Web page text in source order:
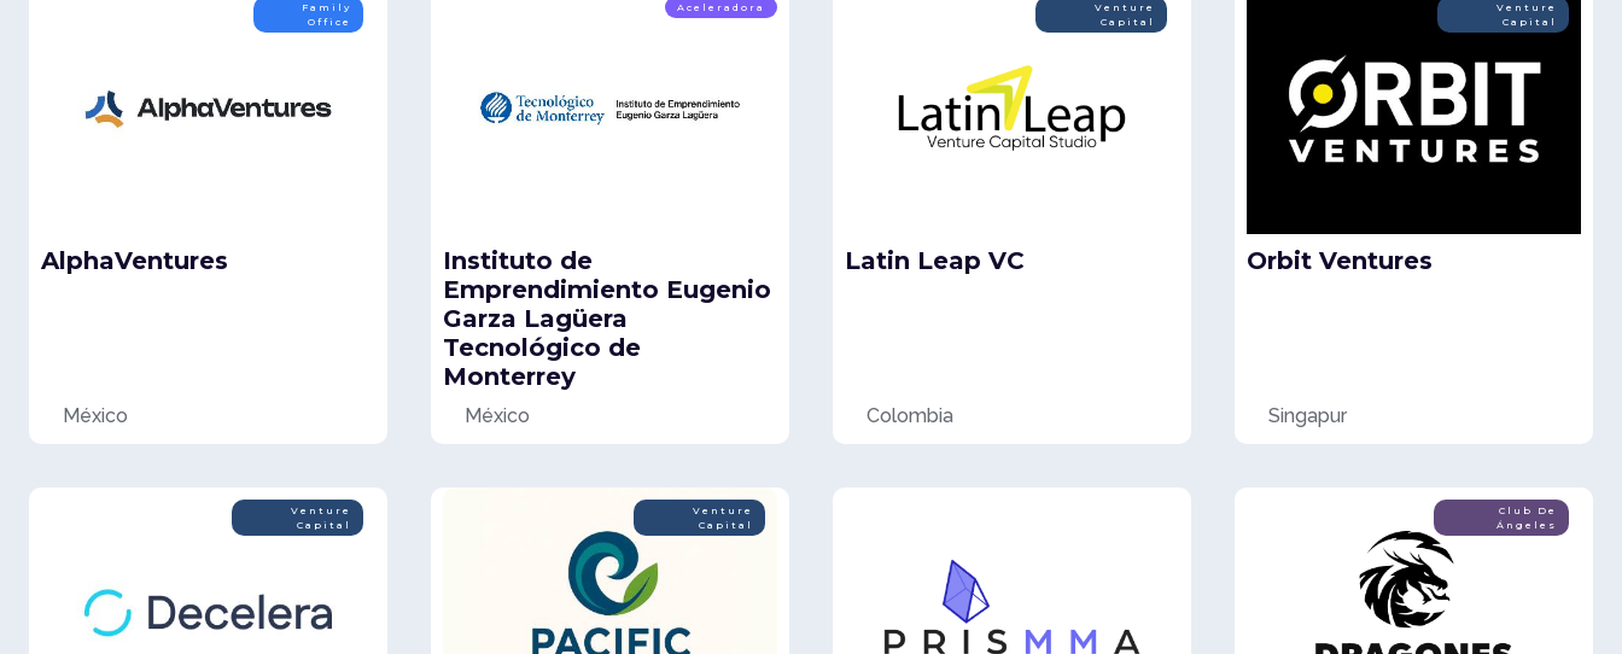
Family
Office
AlphaVentures
México
Aceleradora
Instituto de
Emprendimiento Eugenio
Garza Lagüera
Tecnológico de
Monterrey
México
Venture
Capital
Latin Leap VC
Colombia
Venture
Capital
Orbit Ventures
Singapur
Venture
Capital
Venture
Capital
Club De
Ángeles